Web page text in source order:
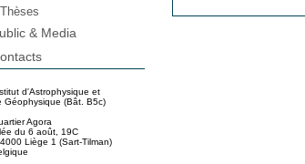
Thèses
& Media
d'Astrophysique et
Géophysique (Bât. B5c)
Agora
du 6 août, 19C
Liège 1 (Sart-Tilman)